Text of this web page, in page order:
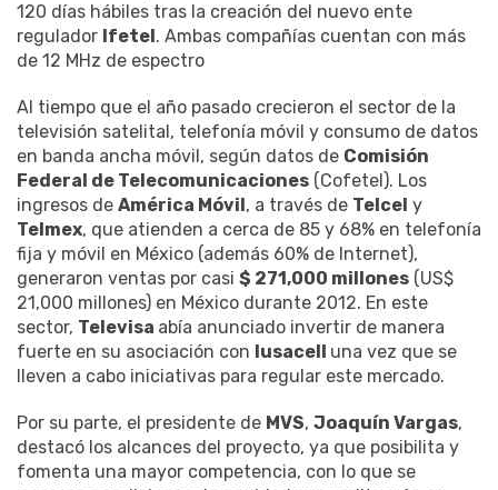
120 días hábiles tras la creación del nuevo ente
regulador Ifetel. Ambas compañías cuentan con más
de 12 MHz de espectro
Al tiempo que el año pasado crecieron el sector de la
televisión satelital, telefonía móvil y consumo de datos
en banda ancha móvil, según datos de Comisión
Federal de Telecomunicaciones (Cofetel). Los
ingresos de América Móvil, a través de Telcel y
Telmex, que atienden a cerca de 85 y 68% en telefonía
fija y móvil en México (además 60% de Internet),
generaron ventas por casi $ 271,000 millones (US$
21,000 millones) en México durante 2012. En este
sector, Televisa abía anunciado invertir de manera
fuerte en su asociación con Iusacell una vez que se
lleven a cabo iniciativas para regular este mercado.
Por su parte, el presidente de MVS, Joaquín Vargas,
destacó los alcances del proyecto, ya que posibilita y
fomenta una mayor competencia, con lo que se